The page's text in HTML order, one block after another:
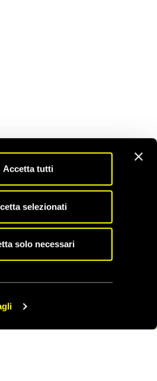
Accetta tutti
selezionati
solo necessari
Scopri tutti gli appelli